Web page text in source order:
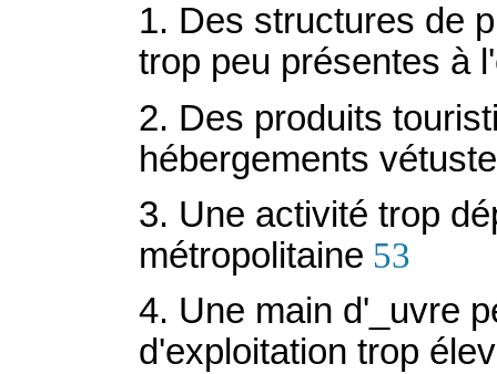
1. Des structures de
trop peu présentes à
2. Des produits
hébergements
3. Une activité trop
métropolitaine 53
4. Une main d'_uvre
d'exploitation trop